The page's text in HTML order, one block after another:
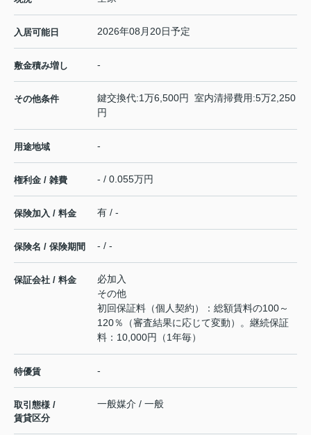
入居可能日 2026年08月20日予定
敷金積み増し -
その他条件
鍵交換代:1万6,500円 室内清掃費用:5万2,250
円
用途地域 -
権利金 / 雑費 - / 0.055万円
保険加入 / 料金 有 / -
保険名 / 保険期間 - / -
保証会社 / 料金
必加入
その他
初回保証料（個人契約）：総額賃料の100～
120％（審査結果に応じて変動）。継続保証
料：10,000円（1年毎）
特優賃 -
取引態様 /
賃貸区分
一般媒介 / 一般